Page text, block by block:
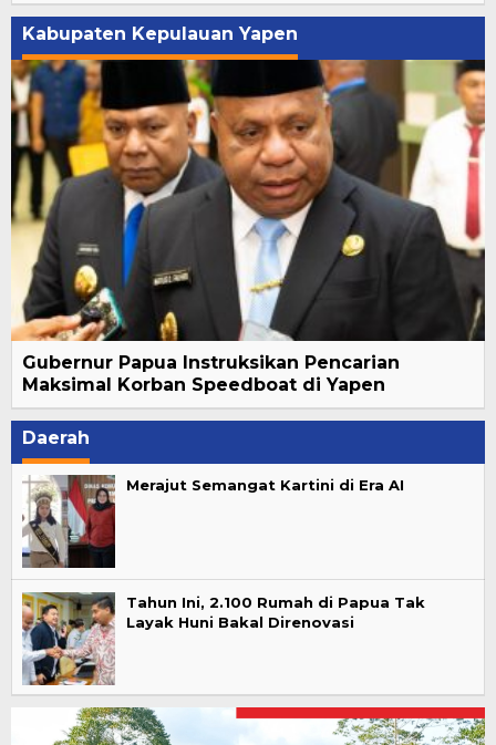
Kabupaten Kepulauan Yapen
Gubernur Papua Instruksikan Pencarian
Maksimal Korban Speedboat di Yapen
Daerah
Merajut Semangat Kartini di Era AI
Tahun Ini, 2.100 Rumah di Papua Tak
Layak Huni Bakal Direnovasi